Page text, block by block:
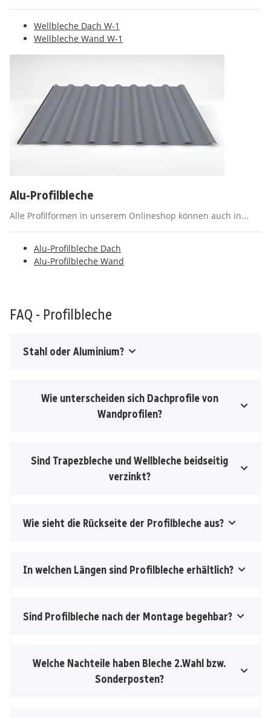
Wellbleche Dach W-1
Wellbleche Wand W-1
Alu-Profilbleche
Alle Profilformen in unserem Onlineshop können auch in...
Alu-Profilbleche Dach
Alu-Profilbleche Wand
FAQ - Profilbleche
Stahl oder Aluminium?
Wie unterscheiden sich Dachprofile von
Wandprofilen?
Sind Trapezbleche und Wellbleche beidseitig
verzinkt?
Wie sieht die Rückseite der Profilbleche aus?
In welchen Längen sind Profilbleche erhältlich?
Sind Profilbleche nach der Montage begehbar?
Welche Nachteile haben Bleche 2.Wahl bzw.
Sonderposten?